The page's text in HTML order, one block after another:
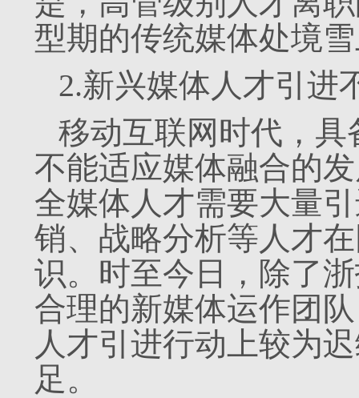
型期的传统媒体处境
2.新兴媒体人才引进
移动互联网时代，
不能适应媒体融合的
全媒体人才需要大量
销、战略分析等人才
识。时至今日，除了
合理的新媒体运作团
人才引进行动上较为
足。